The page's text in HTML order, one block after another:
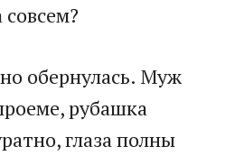
обернулась. Муж
рубашка
глаза полны